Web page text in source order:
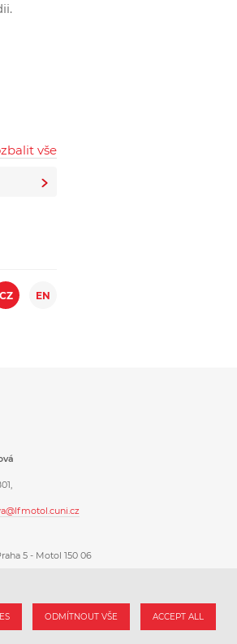
vše
CZ EN
5 - Motol 150 06
ODMÍTNOUT VŠE ACCEPT ALL